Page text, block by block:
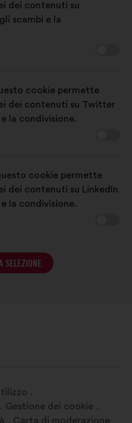
dei contenuti su
scambi e la
cookie permette
dei contenuti su Twitter
la condivisione.
cookie permette
dei contenuti su LinkedIn
la condivisione.
SELEZIONE
Gestione dei cookie
Carta di moderazione